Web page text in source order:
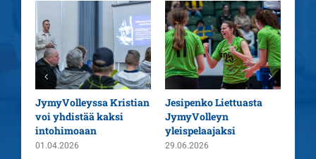
JymyVolleyssa Kristian
voi yhdistää kaksi
intohimoaan
01.04.2026
Jesipenko Liettuasta
JymyVolleyn
yleispelaajaksi
29.06.2026